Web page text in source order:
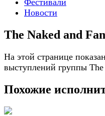
Новости
The Naked and
На этой странице
выступлений группы The
Похожие